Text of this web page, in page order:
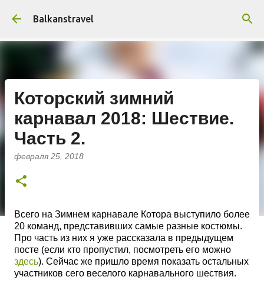
К основному контенту
Balkanstravel
Которский зимний
карнавал 2018: Шествие.
Часть 2.
февраля 25, 2018
Всего на Зимнем карнавале Котора выступило более
20 команд, представивших самые разные костюмы.
Про часть из них я уже рассказала в предыдущем
посте (если кто пропустил, посмотреть его можно
здесь). Сейчас же пришло время показать остальных
участников сего веселого карнавального шествия.